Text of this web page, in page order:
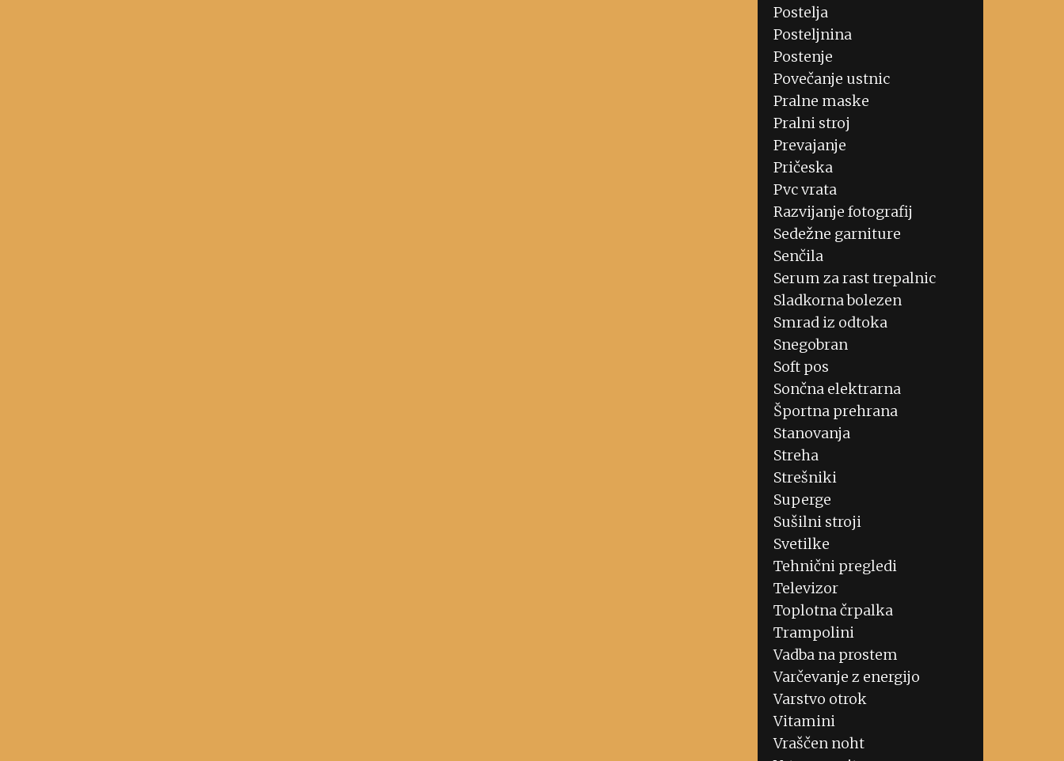
Postelja
Posteljnina
Postenje
Povečanje ustnic
Pralne maske
Pralni stroj
Prevajanje
Pričeska
Pvc vrata
Razvijanje fotografij
Sedežne garniture
Senčila
Serum za rast trepalnic
Sladkorna bolezen
Smrad iz odtoka
Snegobran
Soft pos
Sončna elektrarna
Športna prehrana
Stanovanja
Streha
Strešniki
Superge
Sušilni stroji
Svetilke
Tehnični pregledi
Televizor
Toplotna črpalka
Trampolini
Vadba na prostem
Varčevanje z energijo
Varstvo otrok
Vitamini
Vraščen noht